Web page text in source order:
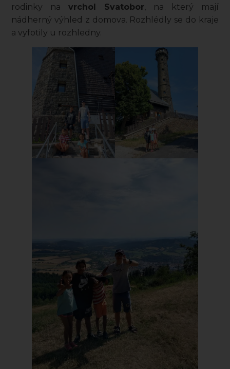
rodinky navrchol Svatobor, na který mají
nádherný výhled z domova. Rozhlédly se do kraje
a vyfotily u rozhledny.